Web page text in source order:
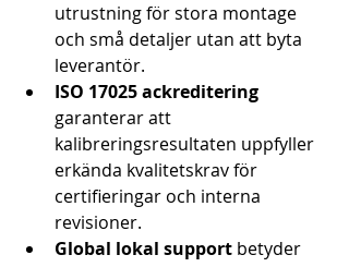
utrustning för stora montage
och små detaljer utan att byta
leverantör.
ISO 17025 ackreditering
garanterar att
kalibreringsresultaten uppfyller
erkända kvalitetskrav för
certifieringar och interna
revisioner.
Global lokal support betyder